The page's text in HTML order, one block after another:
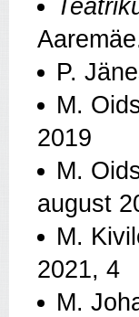
P.
M.
2019
M.
august
M.
2021, 4
M.